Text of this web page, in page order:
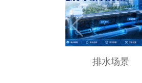
排水场景